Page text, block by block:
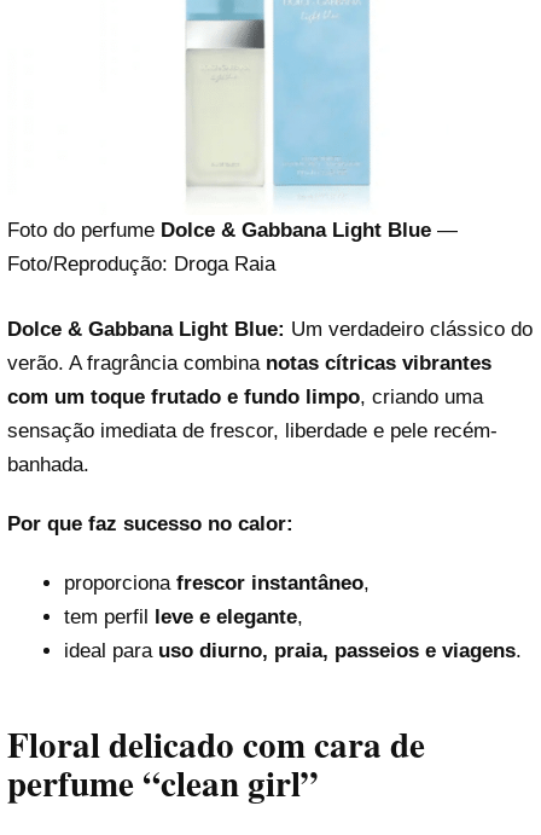
Foto do perfume Dolce & Gabbana Light Blue —
Foto/Reprodução: Droga Raia
Dolce & Gabbana Light Blue: Um verdadeiro clássico do
verão. A fragrância combina notas cítricas vibrantes
com um toque frutado e fundo limpo, criando uma
sensação imediata de frescor, liberdade e pele recém-
banhada.
Por que faz sucesso no calor:
proporciona frescor instantâneo,
tem perfil leve e elegante,
ideal para uso diurno, praia, passeios e viagens.
Floral delicado com cara de
perfume “clean girl”